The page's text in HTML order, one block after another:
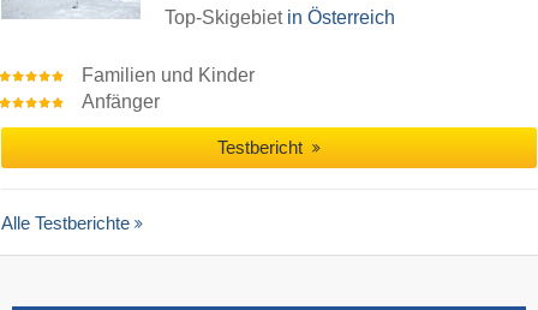
Top-Skigebiet in Österreich
Familien und Kinder
Anfänger
Testbericht
Alle Testberichte